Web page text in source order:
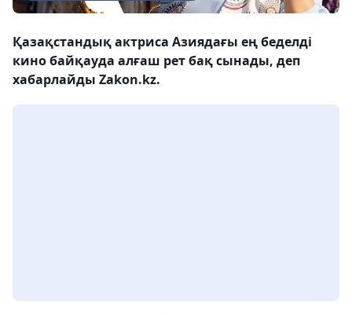
Қазақстандық актриса Азиядағы ең беделді
кино байқауда алғаш рет бақ сынады, деп
хабарлайды Zakon.kz.